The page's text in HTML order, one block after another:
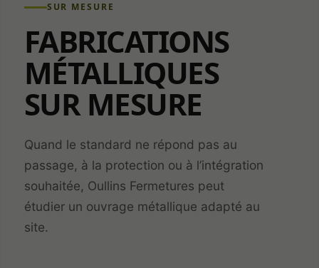
SUR MESURE
FABRICATIONS
MÉTALLIQUES
SUR MESURE
Quand le standard ne répond pas au
passage, à la protection ou à l’intégration
souhaitée, Oullins Fermetures peut
étudier un ouvrage métallique adapté au
site.
d’audience
n’est
actuellement
activé.
externes et
sécurité
Permet le
chargement de
services
externes